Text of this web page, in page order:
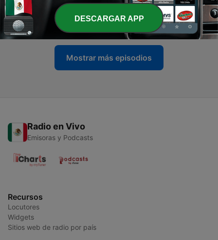
- El arpa de David 01/01/14
01 ene. 2014
Mostrar más episodios
Radio en Vivo
Emisoras y Podcasts
Recursos
Locutores
Widgets
Sitios web de radio por país
DESCARGAR APP